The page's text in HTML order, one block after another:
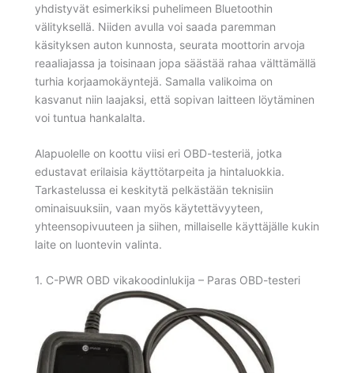
yhdistyvät esimerkiksi puhelimeen Bluetoothin
välityksellä. Niiden avulla voi saada paremman
käsityksen auton kunnosta, seurata moottorin arvoja
reaaliajassa ja toisinaan jopa säästää rahaa välttämällä
turhia korjaamokäyntejä. Samalla valikoima on
kasvanut niin laajaksi, että sopivan laitteen löytäminen
voi tuntua hankalalta.
Alapuolelle on koottu viisi eri OBD-testeriä, jotka
edustavat erilaisia käyttötarpeita ja hintaluokkia.
Tarkastelussa ei keskitytä pelkästään teknisiin
ominaisuuksiin, vaan myös käytettävyyteen,
yhteensopivuuteen ja siihen, millaiselle käyttäjälle kukin
laite on luontevin valinta.
1. C-PWR OBD vikakoodinlukija – Paras OBD-testeri